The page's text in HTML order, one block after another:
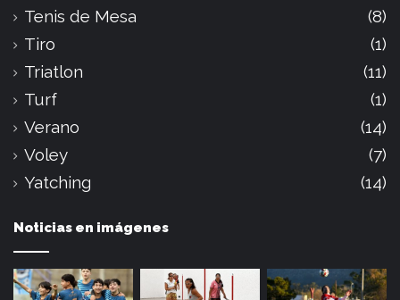
Tenis de Mesa
(8)
Tiro
(1)
Triatlon
(11)
Turf
(1)
Verano
(14)
Voley
(7)
Yatching
(14)
Noticias en imágenes